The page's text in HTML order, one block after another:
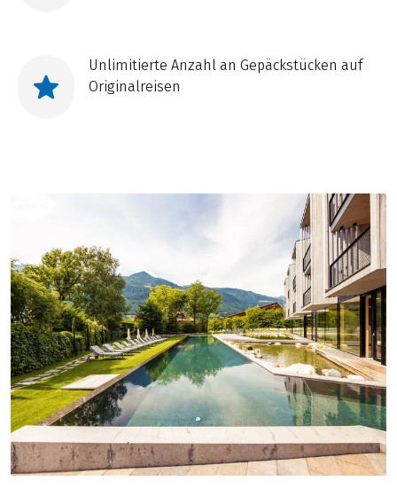
Unlimitierte Anzahl an Gepäckstücken auf
Originalreisen